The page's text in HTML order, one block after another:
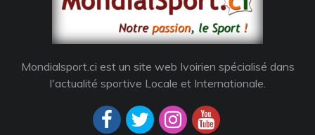
Mondialsport.ci est un site web Ivoirien spécialisé dans
l'actualité sportive Locale et Internationale.